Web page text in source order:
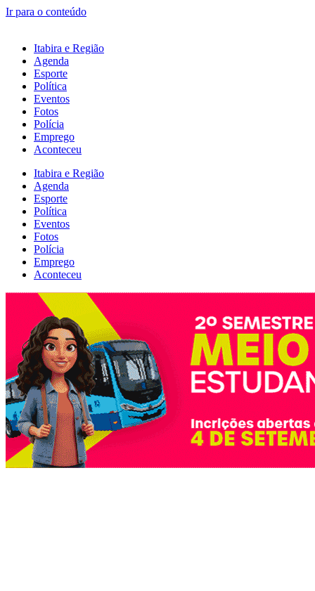
Ir para o conteúdo
Itabira e Região
Agenda
Esporte
Política
Eventos
Fotos
Polícia
Emprego
Aconteceu
Itabira e Região
Agenda
Esporte
Política
Eventos
Fotos
Polícia
Emprego
Aconteceu